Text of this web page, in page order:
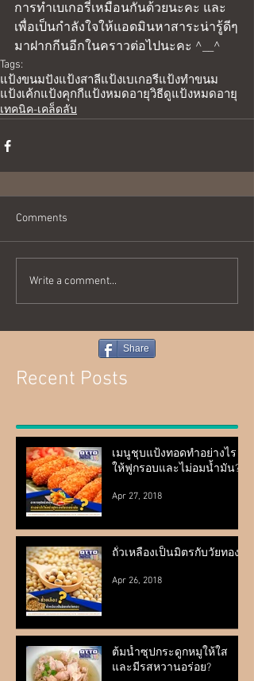
การทำเบเกอรี่เหมือนกันด้วยนะคะ และ
เพื่อเป็นกำลังใจให้แอดมินหาสาระน่ารู้ดีๆ
มาฝากกีนอีกในคราวต่อไปนะคะ ^__^
Tags:
แป้งขนมปังแป้งสาลีแป้งเบเกอรี่แป้งทำขนม
แป้งเค้กแป้งคุกกี้แป้งหมดอายุวิธีดูแป้งหมดอายุ
เทคนิค-เคล็ดลับ
Comments
Write a comment...
Share
Recent Posts
เมนูชุบแป้งทอดทำอย่างไร
ให้ฟูกรอบและไม่อมน้ำมัน?
Apr 27, 2018
ถั่วเหลืองเป็นมิตรกับวัยทอง?
Apr 26, 2018
ต้มน้ำซุปกระดูกหมูให้ใส
และมีรสหวานอร่อย?